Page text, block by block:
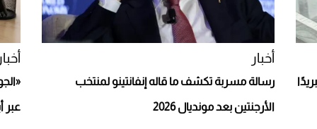
أخبار
رسالة مسربة تكشف ما قاله إنفانتينو لمنتخب
الأرجنتين بعد مونديال 2026 عبر